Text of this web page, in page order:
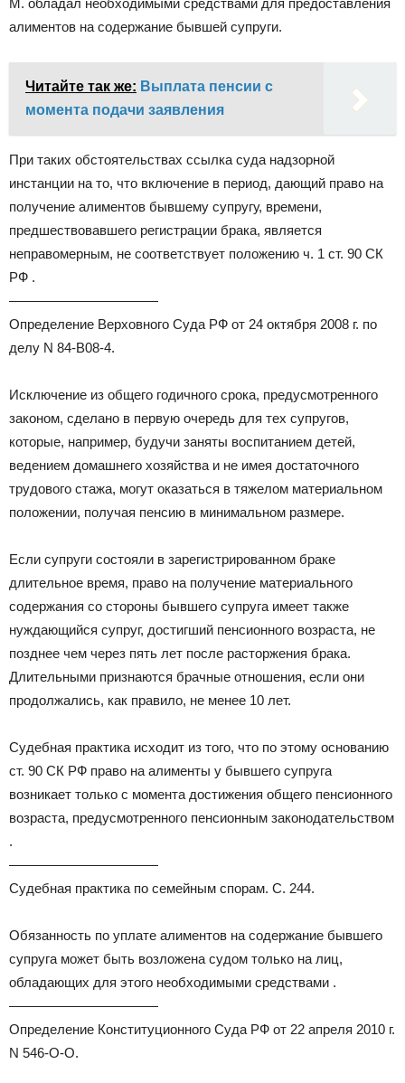
М. обладал необходимыми средствами для предоставления
алиментов на содержание бывшей супруги.
Читайте так же: Выплата пенсии с
момента подачи заявления
При таких обстоятельствах ссылка суда надзорной
инстанции на то, что включение в период, дающий право на
получение алиментов бывшему супругу, времени,
предшествовавшего регистрации брака, является
неправомерным, не соответствует положению ч. 1 ст. 90 СК
РФ .
———————————
Определение Верховного Суда РФ от 24 октября 2008 г. по
делу N 84-В08-4.
Исключение из общего годичного срока, предусмотренного
законом, сделано в первую очередь для тех супругов,
которые, например, будучи заняты воспитанием детей,
ведением домашнего хозяйства и не имея достаточного
трудового стажа, могут оказаться в тяжелом материальном
положении, получая пенсию в минимальном размере.
Если супруги состояли в зарегистрированном браке
длительное время, право на получение материального
содержания со стороны бывшего супруга имеет также
нуждающийся супруг, достигший пенсионного возраста, не
позднее чем через пять лет после расторжения брака.
Длительными признаются брачные отношения, если они
продолжались, как правило, не менее 10 лет.
Судебная практика исходит из того, что по этому основанию
ст. 90 СК РФ право на алименты у бывшего супруга
возникает только с момента достижения общего пенсионного
возраста, предусмотренного пенсионным законодательством
.
———————————
Судебная практика по семейным спорам. С. 244.
Обязанность по уплате алиментов на содержание бывшего
супруга может быть возложена судом только на лиц,
обладающих для этого необходимыми средствами .
———————————
Определение Конституционного Суда РФ от 22 апреля 2010 г.
N 546-О-О.